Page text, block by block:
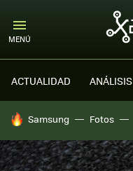
MENÚ
ACTUALIDAD ANÁLISIS
HOY SE HABLA DE
Samsung Fotos